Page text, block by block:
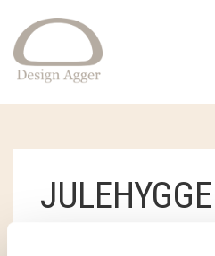
SHOPJULEHYGGE